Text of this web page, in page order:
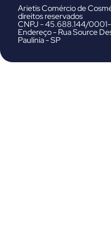
Arietis Comércio de
direitos reservados
CNPJ - 45.688.144/
Endereço - Rua Source
Paulínia - SP